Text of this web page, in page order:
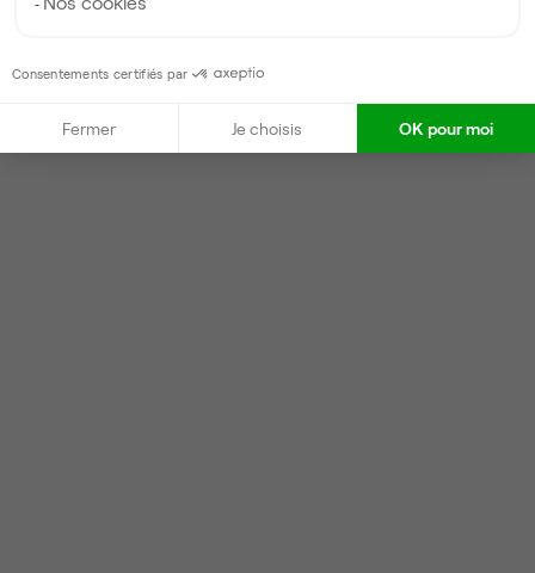
Consentements certifiés par
Fermer Je choisis OK pour moi